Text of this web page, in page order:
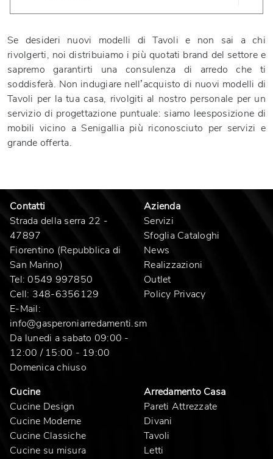
Se desideri nuovi modelli di Tavoli e non sai a chi
rivolgerti, noi distribuiamo i più quotati brand del settore e
sapremo garantirti una consulenza di arredo che ti
soddisferà. Non indugiare nell’acquisto di nuovi modelli di
Tavoli per la tua casa, rivolgiti al nostro personale per un
servizio di progettazione puntuale: siamo leesposizione di
mobili vicino a Senigallia più riconosciuto per servizi e
grande offerta.
Contatti
Strada della serra 22 -
47897
Fiorentino (Repubblica di
San Marino)
Tel: 0549 997850
Cell: 348-6356129
E-Mail:
info@gasperoniarredamenti.sm
Da lunedi a sabato 09:00 -
12:00 / 15:00 - 19:00
Domenica chiuso
Azienda
Servizi
Sfoglia Cataloghi
News
Realizzazioni
Outlet
Policy Privacy
Cucine
Cucine Design
Cucine Moderne
Cucine Classiche
Cucine su misura
Arredamento Casa
Pareti Attrezzate
Divani
Tavoli
Letti